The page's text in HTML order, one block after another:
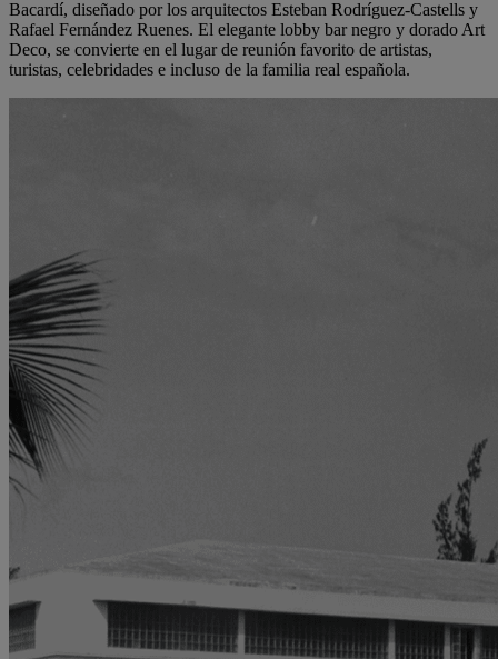
Bacardí, diseñado por los arquitectos Esteban Rodríguez-Castells y
Rafael Fernández Ruenes. El elegante lobby bar negro y dorado Art
Deco, se convierte en el lugar de reunión favorito de artistas,
turistas, celebridades e incluso de la familia real española.